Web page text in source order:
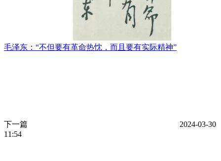
毛泽东：“不但要有革命热忱，而且要有实际精神”
下一篇
2024-03-30
11:54